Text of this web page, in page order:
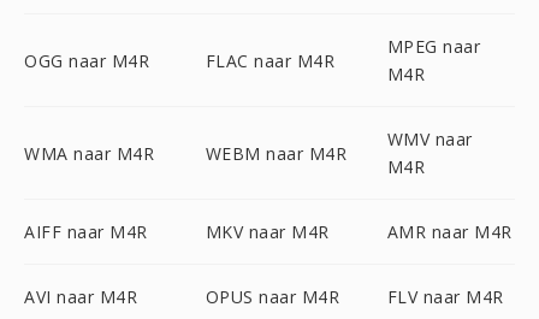
OGG naar M4R FLAC naar M4R
MPEG naar
M4R
WMA naar M4R WEBM naar M4R
WMV naar
M4R
AIFF naar M4R MKV naar M4R AMR naar M4R
AVI naar M4R OPUS naar M4R FLV naar M4R